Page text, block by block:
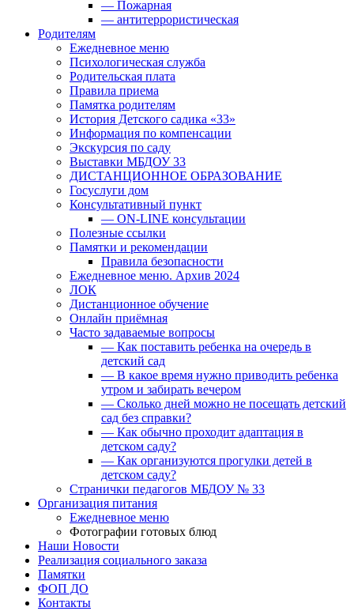
— Пожарная
— антитеррористическая
Родителям
Ежедневное меню
Психологическая служба
Родительская плата
Правила приема
Памятка родителям
История Детского садика «33»
Информация по компенсации
Экскурсия по саду
Выставки МБДОУ 33
ДИСТАНЦИОННОЕ ОБРАЗОВАНИЕ
Госуслуги дом
Консультативный пункт
— ON-LINE консультации
Полезные ссылки
Памятки и рекомендации
Правила безопасности
Ежедневное меню. Архив 2024
ЛОК
Дистанционное обучение
Онлайн приёмная
Часто задаваемые вопросы
— Как поставить ребенка на очередь в
детский сад
— В какое время нужно приводить ребенка
утром и забирать вечером
— Сколько дней можно не посещать детский
сад без справки?
— Как обычно проходит адаптация в
детском саду?
— Как организуются прогулки детей в
детском саду?
Странички педагогов МБДОУ № 33
Организация питания
Ежедневное меню
Фотографии готовых блюд
Наши Новости
Реализация социального заказа
Памятки
ФОП ДО
Контакты